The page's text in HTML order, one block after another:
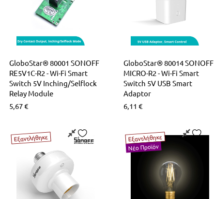
GloboStar® 80001 SONOFF
RE5V1C-R2 - Wi-Fi Smart
Switch 5V Inching/Selflock
Relay Module
5,67€
GloboStar® 80014 SONOFF
MICRO-R2 - Wi-Fi Smart
Switch 5V USB Smart
Adaptor
6,11 €
Εξαντλήθηκε Εξαντλήθηκε
Νέο Προϊόν